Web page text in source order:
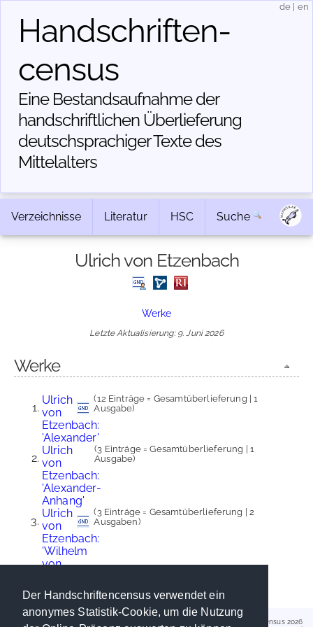
Der Handschriftencensus verwendet ein
anonymes Statistik-Cookie, um die Nutzung
Handschriften­
census
Eine Bestandsaufnahme der
handschriftlichen Über­lieferung
deutschsprachiger Texte des
Mittelalters
de en
Verzeichnisse Literatur HSC Suche
Ulrich von Etzenbach
Werke
Letzte Aktualisierung: 9. Juni 2026
Werke
Ulrich
von
Etzenbach:
'Alexander'
(12 Einträge = Gesamtüberlieferung | 1
Ausgabe)
Ulrich
von
Etzenbach:
'Alexander-
Anhang'
(3 Einträge = Gesamtüberlieferung | 1
Ausgabe)
Ulrich
von
Etzenbach:
'Wilhelm
von
(3 Einträge = Gesamtüberlieferung | 2
Ausgaben)
Handschriftencensus 2026